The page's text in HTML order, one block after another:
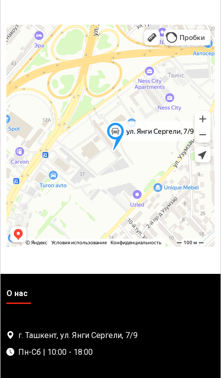
О нас
г. Ташкент, ул. Янги Сергели, 7/9
Пн-Сб | 10:00 - 18:00